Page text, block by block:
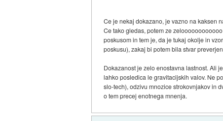
Ce je nekaj dokazano, je vazno na kaksen
Ce tako gledas, potem ze
poskusom in tem je, da je tukaj okolje in
poskusu), zakaj bi potem bila stvar
Dokazanost je zelo enostavna lastnost. Ali
lahko posledica le gravitacijskih valov. Ne
slo-tech), odzivu mnozice strokovnjakov in
o tem precej enotnega mnenja.